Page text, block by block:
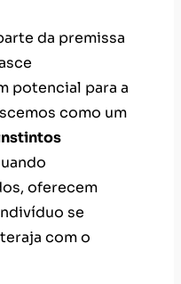
da premissa
potencial para a
como um
oferecem
se
com o